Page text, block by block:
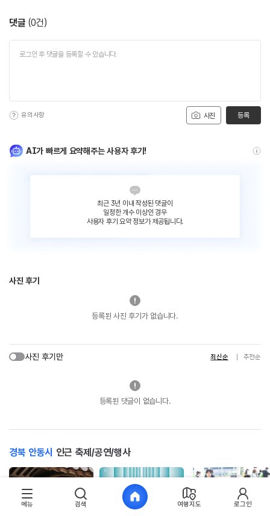
댓글 (0건)
사진
유의사항 등록
AI가 빠르게 요약해주는 사용자 후기!
최근 3년 이내 작성된 댓글이
일정한 개수 이상인 경우
사용자 후기 요약 정보가 제공됩니다.
사진 후기
등록된 사진 후기가 없습니다.
사진 후기만 최신순 추천순
등록된 댓글이 없습니다.
경북 안동시 인근 축제/공연/행사
메뉴 검색 여행지도 로그인